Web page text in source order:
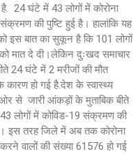
24 घंटे में 43 लोगों में कोरोना
की पुष्टि हुई है। हालांकि यह
इस बात का सुकून है कि 101 लोगों
मात दे दी।लेकिन दुःखद समाचार
24 घंटे में 2 मरीजों की मौत
हो गई है.देश के स्वास्थ्य
ओर से जारी आंकड़ों के मुताबिक बीते
लोगों में कोविड-19 संक्रमण की
इस तरह जिले में अब तक कोरोना
वालों की संख्या 61576 हो गई